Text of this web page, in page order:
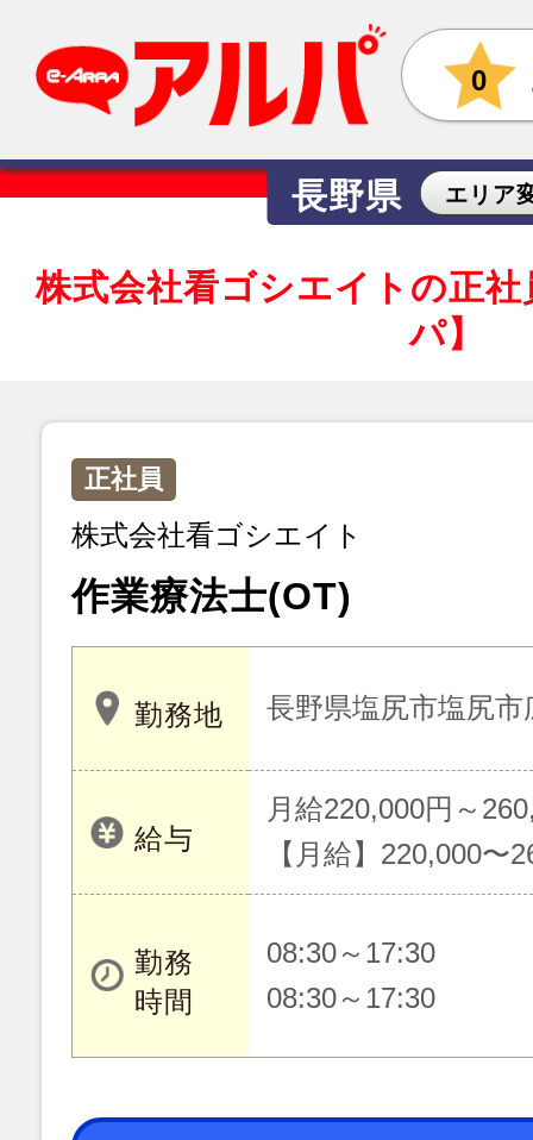
0
長野県 エリア
株式会社看ゴシエイトの正
パ】
正社員
株式会社看ゴシエイト
作業療法士(OT)
勤務地 長野県塩尻市塩尻
給与
月給220,000円～
【月給】220,000〜
勤務
時間
08:30～17:30
08:30～17:30